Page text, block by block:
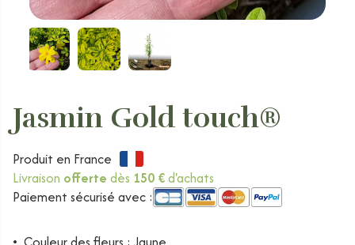
Jasmin Gold touch®
Produit en France
Livraison offerte dès 150 €d'achats
Paiement sécurisé avec :